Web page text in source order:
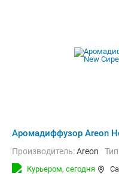
Аромадиффузор Areon
Производитель:Areon
Курьером, сегодня